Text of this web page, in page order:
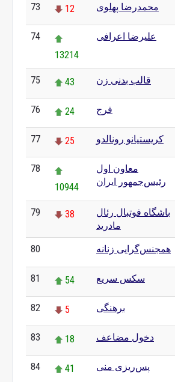
73 12 محمدرضا پهلوی
74
13214
علیرضا اعرافی
75 43 قالب بدنی زن
76 24 فرج
77 25 کریستیانو رونالدو
78
10944
معاون اول
رئیس‌جمهور ایران
79 38
باشگاه فوتبال رئال
مادرید
80 همجنس‌گرایی زنانه
81 54 سکس سریع
82 5 برهنگی
83 18 دخول مضاعف
84 41 پس‌ریزی منی